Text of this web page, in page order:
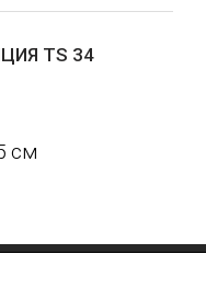
TS 34
см